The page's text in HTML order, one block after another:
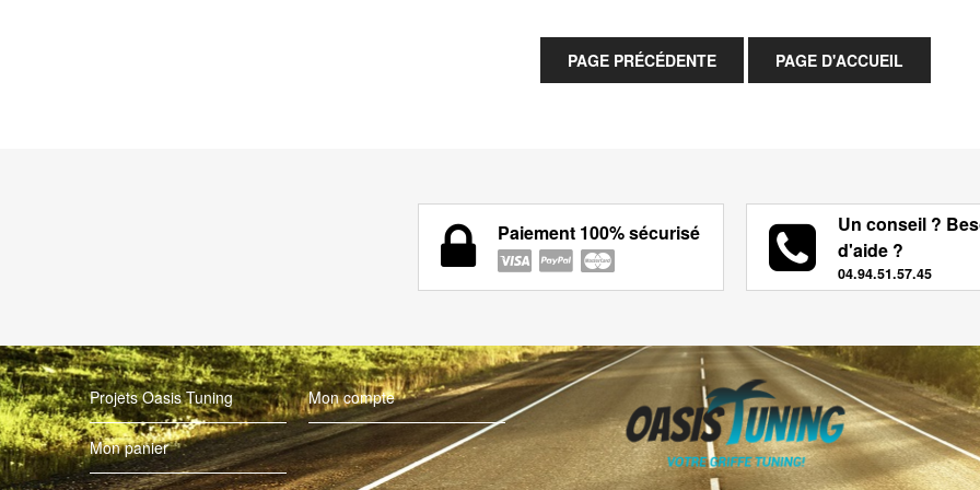
Paiement 100% sécurisé
Un conseil ?
d'aide ?
04.94.51.57.45
Projets Oasis Tuning Mon compte
Mon panier